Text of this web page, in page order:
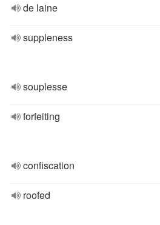
de laine
suppleness
souplesse
forfeiting
confiscation
roofed